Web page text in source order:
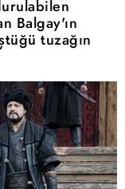
Balgay'ın
tuzağın